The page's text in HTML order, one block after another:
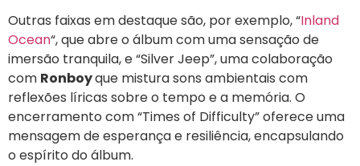
Outras faixas em destaque são, por exemplo, “Inland
Ocean“, que abre o álbum com uma sensação de
imersão tranquila, e “Silver Jeep”, uma colaboração
com Ronboyque mistura sons ambientais com
reflexões líricas sobre o tempo e a memória. O
encerramento com “Times of Difficulty” oferece uma
mensagem de esperança e resiliência, encapsulando
o espírito do álbum.